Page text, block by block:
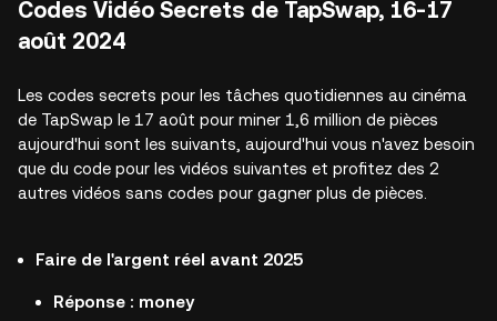
Codes Vidéo Secrets de TapSwap, 16-17
août 2024
Les codes secrets pour les tâches quotidiennes au cinéma
de TapSwap le 17 août pour miner 1,6 million de pièces
aujourd'hui sont les suivants, aujourd'hui vous n'avez besoin
que du code pour les vidéos suivantes et profitez des 2
autres vidéos sans codes pour gagner plus de pièces.
Faire de l'argent réel avant 2025
Réponse : money